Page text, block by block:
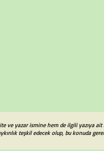
ve yazar ismine hem de ilgili yazıya
teşkil edecek olup, bu konuda